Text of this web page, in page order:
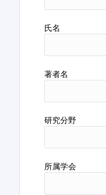
氏名
著者名
研究分野
所属学会